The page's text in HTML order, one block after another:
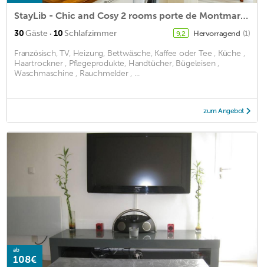
StayLib - Chic and Cosy 2 rooms porte de Montmartre
30Gäste · 10 Schlafzimmer 9,2 Hervorragend (1)
Französisch, TV, Heizung, Bettwäsche, Kaffee oder Tee , Küche ,
Haartrockner , Pflegeprodukte, Handtücher, Bügeleisen ,
Waschmaschine , Rauchmelder , ...
zum Angebot
ab
108€